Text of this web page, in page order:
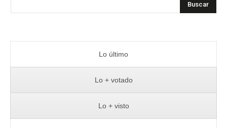
Buscar
Lo último
Lo + votado
Lo + visto